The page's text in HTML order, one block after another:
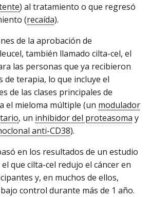
) al tratamiento o que regresó
(recaída).
de la aprobación de
también llamado cilta-cel, el
las personas que ya recibieron
de terapia, lo que incluye el
de las clases principales de
el mieloma múltiple (un modulador
, un inhibidor del proteasoma y
anti-CD38).
en los resultados de un estudio
que cilta-cel redujo el cáncer en
y, en muchos de ellos,
control durante más de 1 año.